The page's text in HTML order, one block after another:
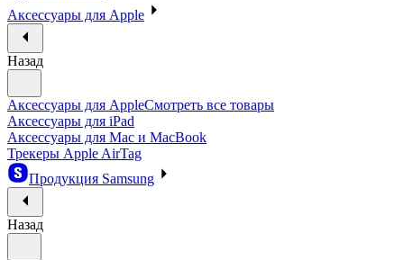
Аксессуары для Apple
Назад
Аксессуары для AppleСмотреть все товары
Аксессуары для iPad
Аксессуары для Mac и MacBook
Трекеры Apple AirTag
Продукция Samsung
Назад